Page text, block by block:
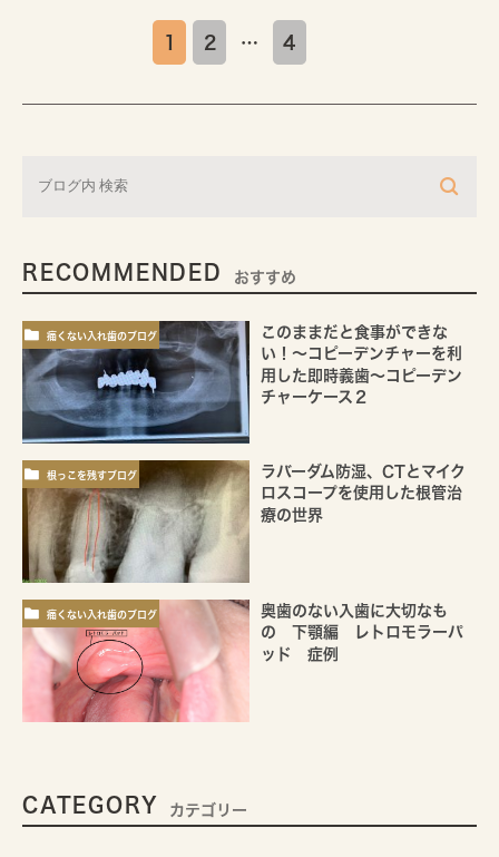
1 2 … 4
RECOMMENDED おすすめ
痛くない入れ歯のブログ
このままだと食事ができな
い！～コピーデンチャーを利
用した即時義歯～コピーデン
チャーケース２
根っこを残すブログ
ラバーダム防湿、CTとマイク
ロスコープを使用した根管治
療の世界
痛くない入れ歯のブログ
奥歯のない入歯に大切なも
の 下顎編 レトロモラーパ
ッド 症例
CATEGORY カテゴリー